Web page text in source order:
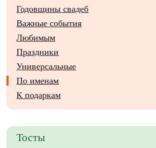
Годовщины свадеб
Важные события
Любимым
Праздники
Универсальные
По именам
К подаркам
Тосты